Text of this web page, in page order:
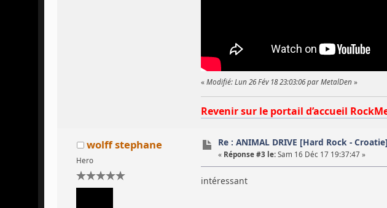
« Modifié: Lun 26 Fév 18 23:03:06 par MetalDen »
Revenir sur le portail d’accueil
wolff stephane
Hero
Re : ANIMAL DRIVE [Hard Rock - Croatie]
« Réponse #3 le: Sam 16 Déc 17 19:37:47 »
intéressant